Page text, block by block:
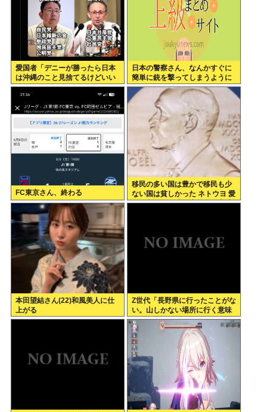
愛国者「デニーが勝ったら日本
は沖縄のこと見捨てるけどいい
の？」
日本の警察さん、なんかすぐに
簡単に銃を撃ってしまうように
なる…
FC東京さん、終わる
移民の多い国は豊かで移民も少
ない国は貧しかった ネトウヨ 愛
国保守、また嘘で扇動し日本破
本田望結さん(22)和風美人に仕
上がる
Z世代「長野県に行ったことがな
い。山しかない場所に行く意味
ある？」←これ